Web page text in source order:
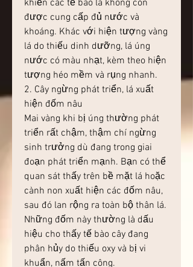
khiến các tế bào lá không còn
được cung cấp đủ nước và
khoáng. Khác với hiện tượng vàng
lá do thiếu dinh dưỡng, lá úng
nước có màu nhạt, kèm theo hiện
tượng héo mềm và rụng nhanh.
2. Cây ngừng phát triển, lá xuất
hiện đốm nâu
Mai vàng khi bị úng thường phát
triển rất chậm, thậm chí ngừng
sinh trưởng dù đang trong giai
đoạn phát triển mạnh. Bạn có thể
quan sát thấy trên bề mặt lá hoặc
cành non xuất hiện các đốm nâu,
sau đó lan rộng ra toàn bộ thân lá.
Những đốm này thường là dấu
hiệu cho thấy tế bào cây đang
phân hủy do thiếu oxy và bị vi
khuẩn, nấm tấn công.